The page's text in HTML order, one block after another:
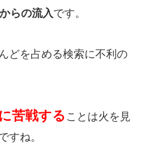
らの流入です。
どを占める検索に不利の
苦戦する ことは火を見
すね。